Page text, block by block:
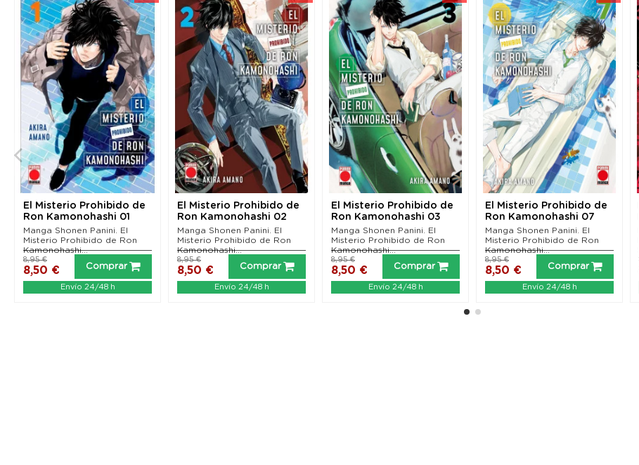
El Misterio Prohibido de
Ron Kamonohashi 01
(Portada...
Manga Shonen Panini. El
Misterio Prohibido de Ron
Kamonohashi...
8,50 €
8,95 €
Comprar
Envío 24/48 h
El Misterio Prohibido de
Ron Kamonohashi 02
Manga Shonen Panini. El
Misterio Prohibido de Ron
Kamonohashi...
8,50 €
8,95 €
Comprar
Envío 24/48 h
El Misterio Prohibido de
Ron Kamonohashi 03
Manga Shonen Panini. El
Misterio Prohibido de Ron
Kamonohashi...
8,50 €
8,95 €
Comprar
Envío 24/48 h
El Misterio Prohibido de
Ron Kamonohashi 07
Manga Shonen Panini. El
Misterio Prohibido de Ron
Kamonohashi...
8,50 €
8,95 €
Comprar
Envío 24/48 h